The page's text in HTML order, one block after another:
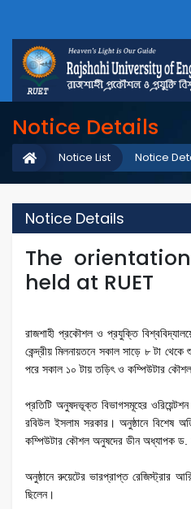
Notice Details
Notice
Notice List
Notice Details
The
held at RUET
রাজশাহী প্রকৌশল ও প্রযুক্তি
কেন্দ্রীয় মিলনায়তনে সকাল সাড়ে ৮ টা
পরে সকাল ১০ টায় তড়িৎ ও কম্পিউটার কৌশল
প্রতিটি অনুষদভূক্ত বিভাগসমূহের
রবিউল ইসলাম সরকার। অনুষ্ঠানে বিশেষ
কম্পিউটার কৌশল অনুষদের ডীন অধ্যাপক ড.
অনুষ্ঠানে রুয়েটের ভারপ্রাপ্ত রেজিস্ট্রার
ছিলেন।